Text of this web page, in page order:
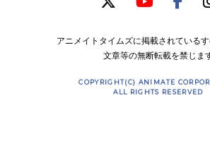
アニメイトタイムズに掲載されているす
文章等の無断転載を禁じま
COPYRIGHT(C) ANIMATE
ALL RIGHTS RESERVED